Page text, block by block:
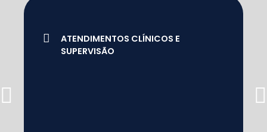
ATENDIMENTOS CLÍNICOS E
SUPERVISÃO